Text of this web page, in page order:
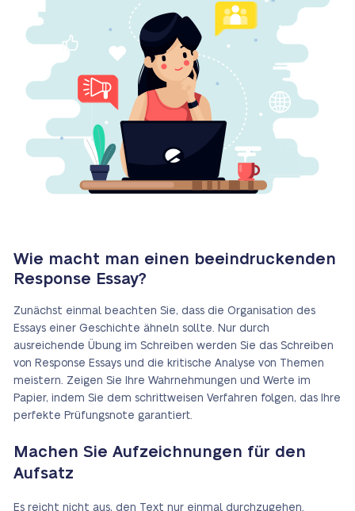
Wie macht man einen beeindruckenden
Response Essay?
Zunächst einmal beachten Sie, dass die Organisation des
Essays einer Geschichte ähneln sollte. Nur durch
ausreichende Übung im Schreiben werden Sie das Schreiben
von Response Essays und die kritische Analyse von Themen
meistern. Zeigen Sie Ihre Wahrnehmungen und Werte im
Papier, indem Sie dem schrittweisen Verfahren folgen, das Ihre
perfekte Prüfungsnote garantiert.
Machen Sie Aufzeichnungen für den
Aufsatz
Es reicht nicht aus, den Text nur einmal durchzugehen.